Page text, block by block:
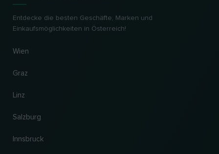
Entdecke die besten Geschäfte, Marken und
Einkaufsmöglichkeiten in Österreich!
Wien
Graz
Linz
Salzburg
Innsbruck